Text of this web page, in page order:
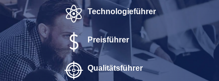
Technologieführer
Preisführer
Qualitätsführer